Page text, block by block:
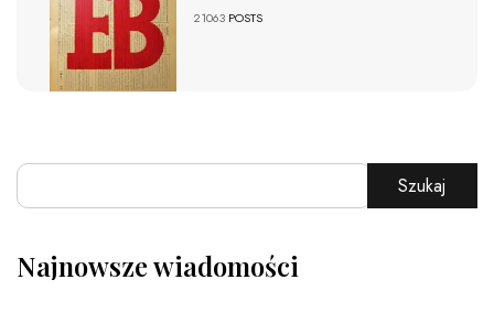
21063 POSTS
Szukaj
Najnowsze wiadomości